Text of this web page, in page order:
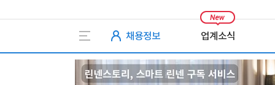
채용정보 업계소식